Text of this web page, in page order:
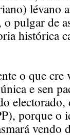
lévano
pulgar de
histórica
o que cre
e sen
electorado,
porque o
vendo